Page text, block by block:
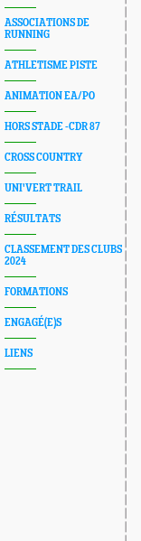
ASSOCIATIONS DE
RUNNING
ATHLETISME PISTE
ANIMATION EA/PO
HORS STADE -CDR 87
CROSS COUNTRY
UNI'VERT TRAIL
RÉSULTATS
CLASSEMENT DES CLUBS
2024
FORMATIONS
ENGAGÉ(E)S
LIENS